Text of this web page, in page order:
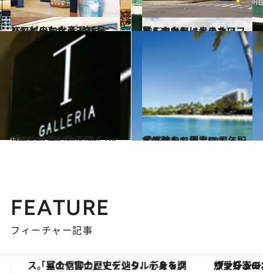
2013.10.7
ハッピーになる3泊5日 ハワイのお土産選び
旅＆お出かけ 2013.10.4
暮らすように歩きたい ゆるやかモードのオアフ島・マノア
旅＆お出かけ
2013.10.4
「Tギャラリア ハワイ by DFS」は買い物天国！
旅＆お出かけ 2013.8.14
「カハラ」創業50周年記念プランで極上のホノルル体験を
旅＆お出かけ
FEATURE
フィーチャー記事
ヴァシュロン・コンスタンタン「オーヴァーシーズ・オートマティック」。旅愛好家のお気に入りコレクションから、ジェンダーレスな新作が登場